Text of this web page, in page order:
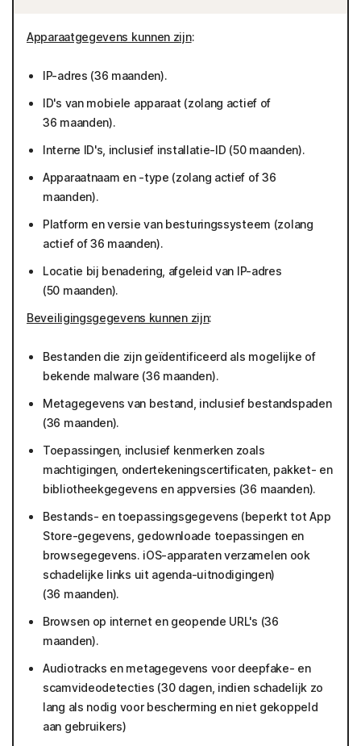
Apparaatgegevens kunnen zijn:
IP-adres (36 maanden).
ID's van mobiele apparaat (zolang actief of
36 maanden).
Interne ID's, inclusief installatie-ID (50 maanden).
Apparaatnaam en -type (zolang actief of 36
maanden).
Platform en versie van besturingssysteem (zolang
actief of 36 maanden).
Locatie bij benadering, afgeleid van IP-adres
(50 maanden).
Beveiligingsgegevens kunnen zijn:
Bestanden die zijn geïdentificeerd als mogelijke of
bekende malware (36 maanden).
Metagegevens van bestand, inclusief bestandspaden
(36 maanden).
Toepassingen, inclusief kenmerken zoals
machtigingen, ondertekeningscertificaten, pakket- en
bibliotheekgegevens en appversies (36 maanden).
Bestands- en toepassingsgegevens (beperkt tot App
Store-gegevens, gedownloade toepassingen en
browsegegevens. iOS-apparaten verzamelen ook
schadelijke links uit agenda-uitnodigingen)
(36 maanden).
Browsen op internet en geopende URL's (36
maanden).
Audiotracks en metagegevens voor deepfake- en
scamvideodetecties (30 dagen, indien schadelijk zo
lang als nodig voor bescherming en niet gekoppeld
aan gebruikers)